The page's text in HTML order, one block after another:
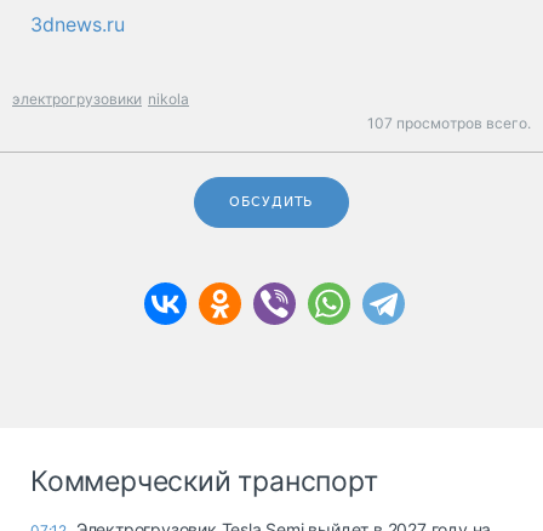
3dnews.ru
электрогрузовики nikola
107 просмотров всего.
ОБСУДИТЬ
Коммерческий транспорт